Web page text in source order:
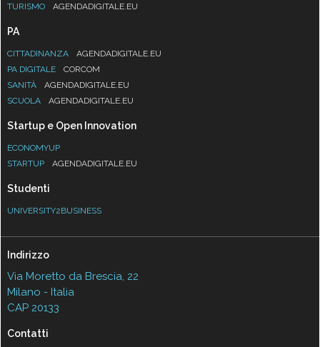
TURISMO
AGENDADIGITALE.EU
PA
CITTADINANZA
AGENDADIGITALE.EU
PA DIGITALE
CORCOM
SANITÀ
AGENDADIGITALE.EU
SCUOLA
AGENDADIGITALE.EU
Startup e Open Innovation
ECONOMYUP
STARTUP
AGENDADIGITALE.EU
Studenti
UNIVERSITY2BUSINESS
Indirizzo
Via Moretto da Brescia, 22
Milano - Italia
CAP 20133
Contatti